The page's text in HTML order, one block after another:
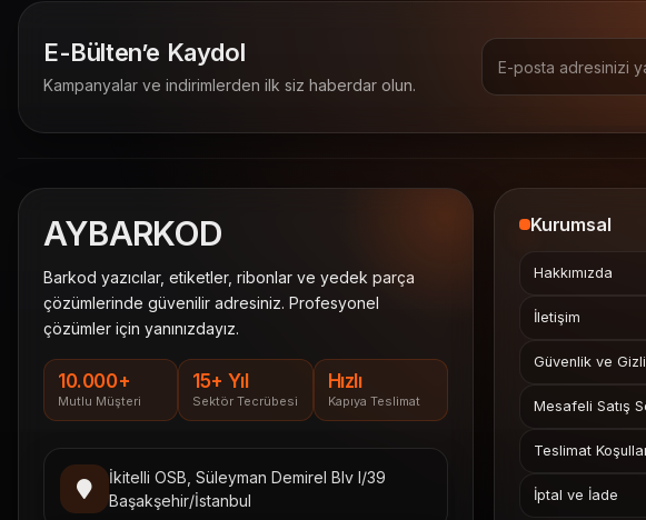
E-Bülten’e Kaydol
Kampanyalar ve indirimlerden ilk siz haberdar olun.
AYBARKOD
Barkod yazıcılar, etiketler, ribonlar ve yedek parça
çözümlerinde güvenilir adresiniz. Profesyonel
çözümler için yanınızdayız.
10.000+
Mutlu Müşteri
15+ Yıl
Sektör Tecrübesi
Hızlı
Kapıya Teslimat
İkitelli OSB, Süleyman Demirel Blv I/39
Başakşehir/İstanbul
Kurumsal
Hakkımızda
İletişim
Güvenlik ve
Mesafeli Satış
Teslimat
İptal ve İade